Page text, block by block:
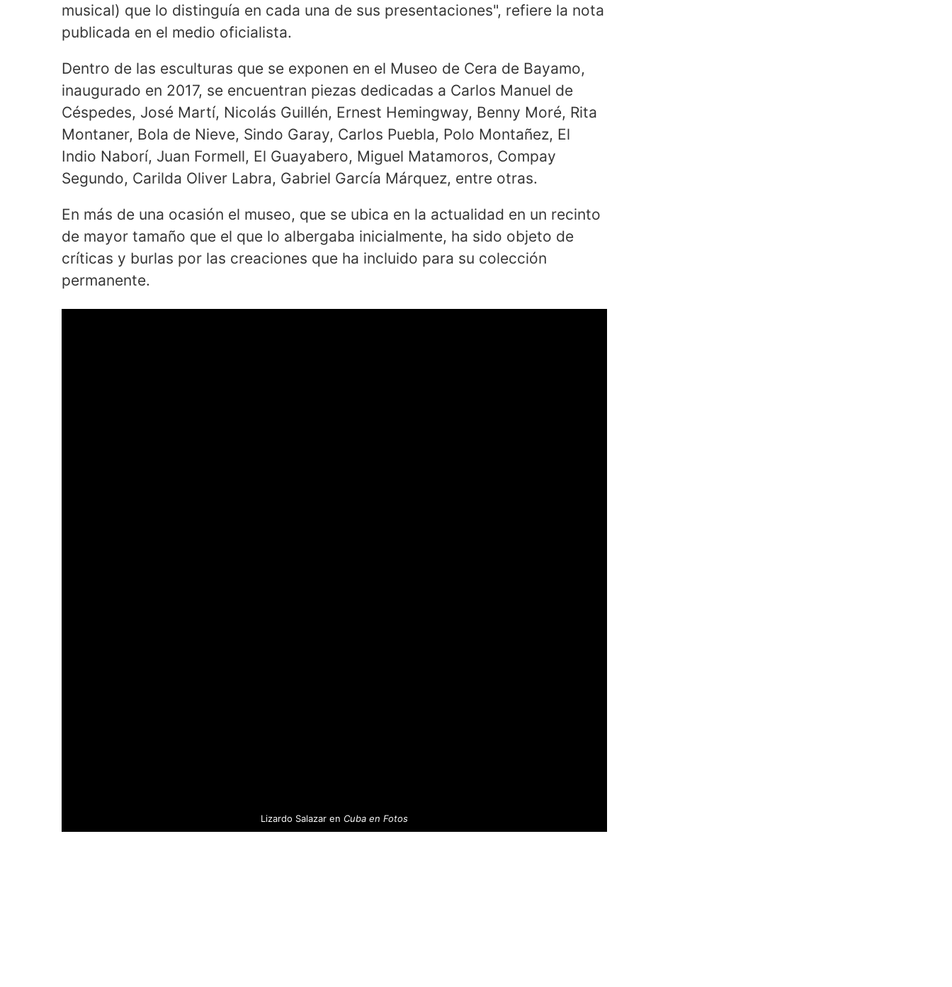
musical) que lo distinguía en cada una de sus presentaciones", refiere la nota
publicada en el medio oficialista.
Dentro de las esculturas que se exponen en el Museo de Cera de Bayamo,
inaugurado en 2017, se encuentran piezas dedicadas a Carlos Manuel de
Céspedes, José Martí, Nicolás Guillén, Ernest Hemingway, Benny Moré, Rita
Montaner, Bola de Nieve, Sindo Garay, Carlos Puebla, Polo Montañez, El
Indio Naborí, Juan Formell, El Guayabero, Miguel Matamoros, Compay
Segundo, Carilda Oliver Labra, Gabriel García Márquez, entre otras.
En más de una ocasión el museo, que se ubica en la actualidad en un recinto
de mayor tamaño que el que lo albergaba inicialmente, ha sido objeto de
críticas y burlas por las creaciones que ha incluido para su colección
permanente.
Lizardo Salazar en Cuba en Fotos